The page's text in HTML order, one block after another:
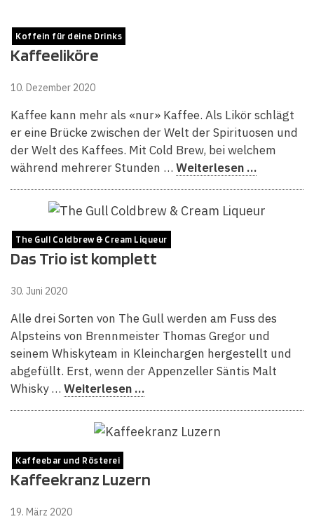
Koffein für deine Drinks
Kaffeeliköre
10. Dezember 2020
Kaffee kann mehr als «nur» Kaffee. Als Likör schlägt
er eine Brücke zwischen der Welt der Spirituosen und
der Welt des Kaffees. Mit Cold Brew, bei welchem
während mehrerer Stunden … Weiterlesen …
The Gull Coldbrew & Cream Liqueur
Das Trio ist komplett
30. Juni 2020
Alle drei Sorten von The Gull werden am Fuss des
Alpsteins von Brennmeister Thomas Gregor und
seinem Whiskyteam in Kleinchargen hergestellt und
abgefüllt. Erst, wenn der Appenzeller Säntis Malt
Whisky … Weiterlesen …
Kaffeebar und Rösterei
Kaffeekranz Luzern
19. März 2020